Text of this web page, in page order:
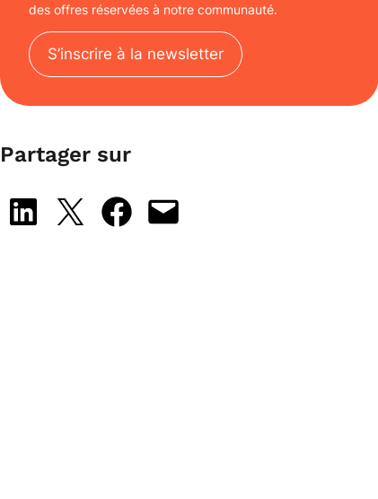
des offres réservées à notre communauté.
S’inscrire à la newsletter
Partager sur
Share on LinkedIn
Share on X Share on Facebook
Email this Page